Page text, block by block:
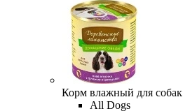
Корм влажный для собак
All Dogs